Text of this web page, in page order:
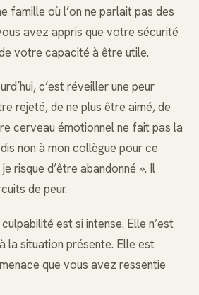
famille où l’on ne parlait pas des
avez appris que votre sécurité
votre capacité à être utile.
c’est réveiller une peur
rejeté, de ne plus être aimé, de
cerveau émotionnel ne fait pas la
non à mon collègue pour ce
risque d’être abandonné ». Il
de peur.
est si intense. Elle n’est
la situation présente. Elle est
que vous avez ressentie